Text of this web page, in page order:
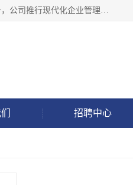
金华氟茂化工科技有限公司，位于浙江省的活力城市金华，公司集化工产品的技术研发、销售于一身，公司推行现代化企业管理理念，公司成立以来吸引了一批技术、业务、能力良好的科技人才，为多种产品的推广流通搭建良好的服务平台。我公司主要经营产品包括：PTFE微粉、FEP微粉、ECTFE、PES微粉等，这些产品由于具有、耐腐蚀、耐高温等性能而广泛应用于许多领域。
招聘中心